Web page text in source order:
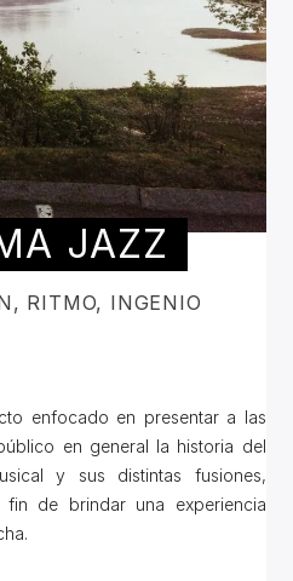
JAZZ
RITMO, INGENIO
enfocado en presentar a las
en general la historia del
y sus distintas fusiones,
de brindar una experiencia